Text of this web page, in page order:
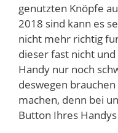
genutzten Knöpfe
2018 sind kann es
nicht mehr richtig
dieser fast nicht
Handy nur noch
deswegen brauchen
machen, denn bei
Button Ihres